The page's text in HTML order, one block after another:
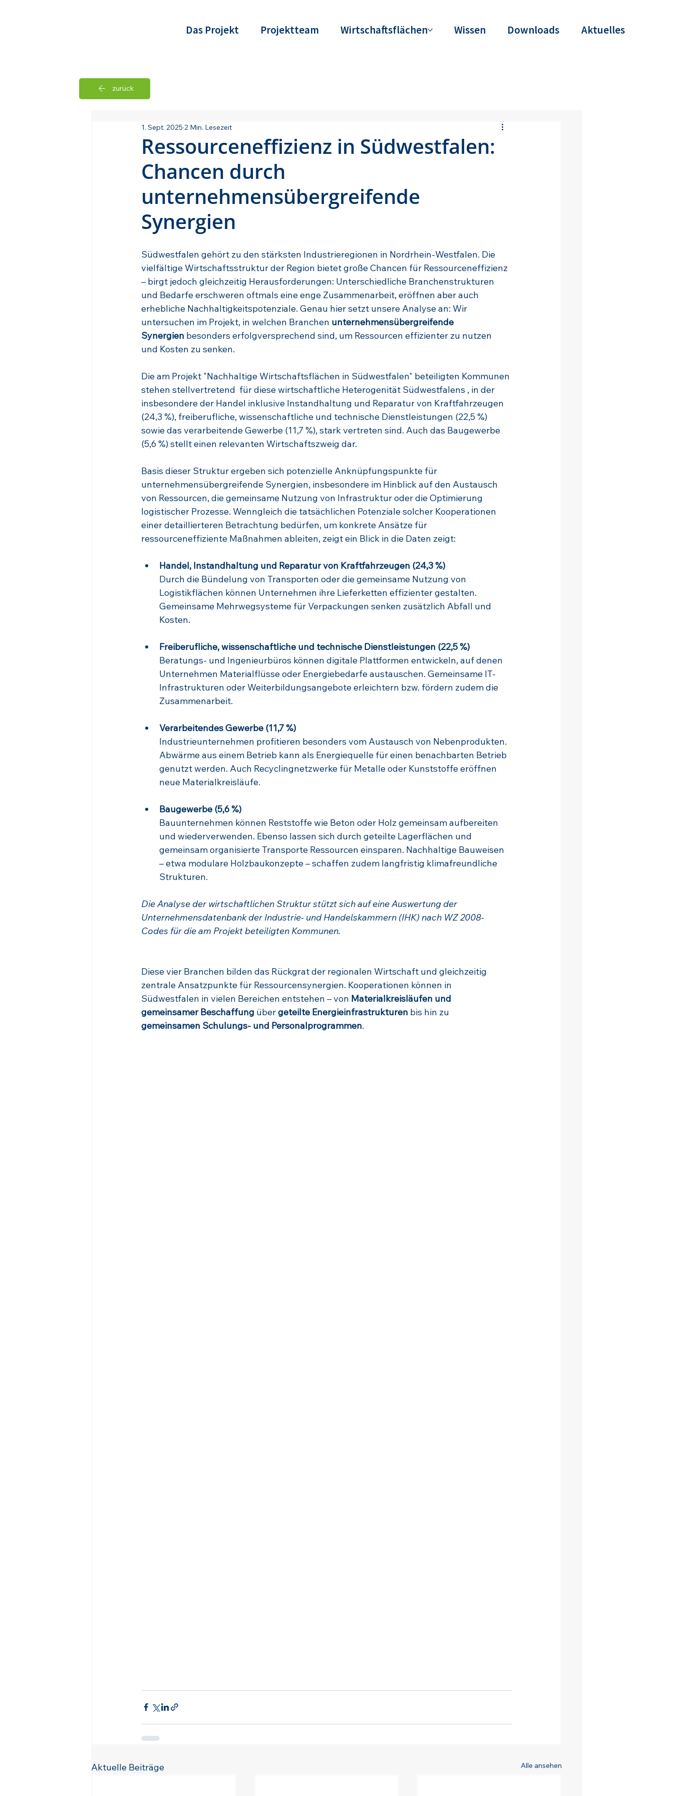
Das Projekt Projektteam Wirtschaftsflächen Wissen Downloads Aktuelles
All Posts
Ressourceneffizienz in Südwestfalen:
Chancen durch
unternehmensübergreifende
Synergien
1. Sept. 2025 2 Min. Lesezeit
Südwestfalen gehört zu den stärksten Industrieregionen in Nordrhein-Westfalen. Die
vielfältige Wirtschaftsstruktur der Region bietet große Chancen für Ressourceneffizienz
– birgt jedoch gleichzeitig Herausforderungen: Unterschiedliche Branchenstrukturen
und Bedarfe erschweren oftmals eine enge Zusammenarbeit, eröffnen aber auch
erhebliche Nachhaltigkeitspotenziale. Genau hier setzt unsere Analyse an: Wir
untersuchen im Projekt, in welchen Branchen unternehmensübergreifende
Synergien besonders erfolgversprechend sind, um Ressourcen effizienter zu nutzen
und Kosten zu senken.
Die am Projekt "Nachhaltige Wirtschaftsflächen in Südwestfalen" beteiligten Kommunen
stehen stellvertretend  für diese wirtschaftliche Heterogenität Südwestfalens , in der
insbesondere der Handel inklusive Instandhaltung und Reparatur von Kraftfahrzeugen
(24,3 %), freiberufliche, wissenschaftliche und technische Dienstleistungen (22,5 %)
sowie das verarbeitende Gewerbe (11,7 %), stark vertreten sind. Auch das Baugewerbe
(5,6 %) stellt einen relevanten Wirtschaftszweig dar.
Basis dieser Struktur ergeben sich potenzielle Anknüpfungspunkte für
unternehmensübergreifende Synergien, insbesondere im Hinblick auf den Austausch
von Ressourcen, die gemeinsame Nutzung von Infrastruktur oder die Optimierung
logistischer Prozesse. Wenngleich die tatsächlichen Potenziale solcher Kooperationen
einer detaillierteren Betrachtung bedürfen, um konkrete Ansätze für
ressourceneffiziente Maßnahmen ableiten, zeigt ein Blick in die Daten zeigt:
Handel, Instandhaltung und Reparatur von Kraftfahrzeugen (24,3 %)
Durch die Bündelung von Transporten oder die gemeinsame Nutzung von
Logistikflächen können Unternehmen ihre Lieferketten effizienter gestalten.
Gemeinsame Mehrwegsysteme für Verpackungen senken zusätzlich Abfall und
Kosten.
Freiberufliche, wissenschaftliche und technische Dienstleistungen (22,5 %)
Beratungs- und Ingenieurbüros können digitale Plattformen entwickeln, auf denen
Unternehmen Materialflüsse oder Energiebedarfe austauschen. Gemeinsame IT-
Infrastrukturen oder Weiterbildungsangebote erleichtern bzw. fördern zudem die
Zusammenarbeit.
Verarbeitendes Gewerbe (11,7 %)
Industrieunternehmen profitieren besonders vom Austausch von Nebenprodukten.
Abwärme aus einem Betrieb kann als Energiequelle für einen benachbarten Betrieb
genutzt werden. Auch Recyclingnetzwerke für Metalle oder Kunststoffe eröffnen
neue Materialkreisläufe.
Baugewerbe (5,6 %)
Bauunternehmen können Reststoffe wie Beton oder Holz gemeinsam aufbereiten
und wiederverwenden. Ebenso lassen sich durch geteilte Lagerflächen und
gemeinsam organisierte Transporte Ressourcen einsparen. Nachhaltige Bauweisen
– etwa modulare Holzbaukonzepte – schaffen zudem langfristig klimafreundliche
Strukturen.
Die Analyse der wirtschaftlichen Struktur stützt sich auf eine Auswertung der
Unternehmensdatenbank der Industrie- und Handelskammern (IHK) nach WZ 2008-
Codes für die am Projekt beteiligten Kommunen.
Diese vier Branchen bilden das Rückgrat der regionalen Wirtschaft und gleichzeitig
zentrale Ansatzpunkte für Ressourcensynergien. Kooperationen können in
Südwestfalen in vielen Bereichen entstehen – von Materialkreisläufen und
gemeinsamer Beschaffung über geteilte Energieinfrastrukturen bis hin zu
gemeinsamen Schulungs- und Personalprogrammen.
Aktuelle Beiträge Alle ansehen
zurück